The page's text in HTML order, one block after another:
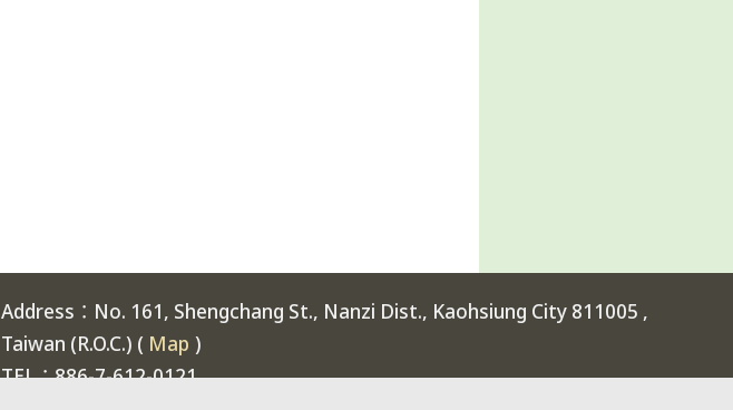
Address：No. 161, Shengchang St., Nanzi Dist., Kaohsiung City 811005 ,
Taiwan (R.O.C.) ( Map )
TEL：886-7-612-0121